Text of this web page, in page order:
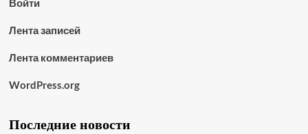
Войти
Лента записей
Лента комментариев
WordPress.org
Последние новости